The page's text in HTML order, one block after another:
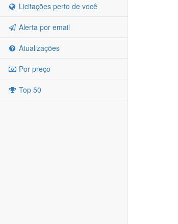
Licitações perto de você
Alerta por email
Atualizações
Por preço
Top 50